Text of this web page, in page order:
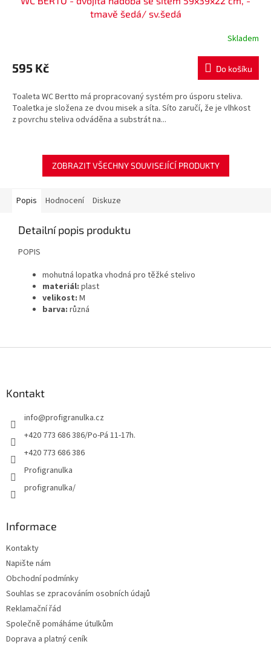
tmavě šedá/ sv.šedá
Skladem
595 Kč Do košíku
Toaleta WC Bertto má propracovaný systém pro úsporu steliva.
Toaletka je složena ze dvou misek a síta. Síto zaručí, že je vlhkost
z povrchu steliva odváděna a substrát na...
ZOBRAZIT VŠECHNY SOUVISEJÍCÍ PRODUKTY
Popis Hodnocení Diskuze
Detailní popis produktu
POPIS
mohutná lopatka vhodná pro těžké stelivo
materiál: plast
velikost: M
barva: různá
Kontakt
info@profigranulka.cz
+420 773 686 386/Po-Pá 11-17h.
+420 773 686 386
Profigranulka
profigranulka/
Informace
Kontakty
Napište nám
Obchodní podmínky
Souhlas se zpracováním osobních údajů
Reklamační řád
Společně pomáháme útulkům
Doprava a platný ceník